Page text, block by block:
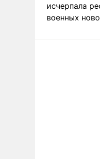
исчерпала
военных